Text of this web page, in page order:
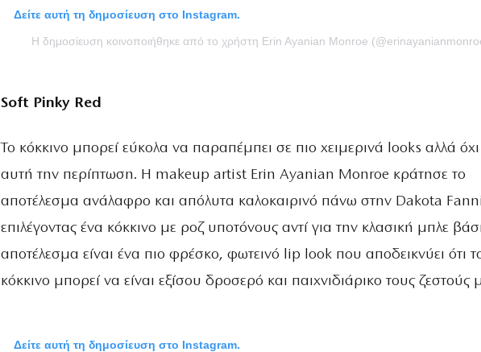
Δείτε αυτή τη δημοσίευση στο Instagram.
Η δημοσίευση κοινοποιήθηκε από το χρήστη Erin Ayanian Monroe
Soft Pinky Red
Το κόκκινο μπορεί εύκολα να παραπέμπει σε πιο χειμερινά looks αλλά
αυτή την περίπτωση. Η makeup artist Erin Ayanian Monroe κράτησε το
αποτέλεσμα ανάλαφρο και απόλυτα καλοκαιρινό πάνω στην Dakota
επιλέγοντας ένα κόκκινο με ροζ υποτόνους αντί για την κλασική μπλε
αποτέλεσμα είναι ένα πιο φρέσκο, φωτεινό lip look που αποδεικνύει ότι
κόκκινο μπορεί να είναι εξίσου δροσερό και παιχνιδιάρικο τους ζεστούς
Δείτε αυτή τη δημοσίευση στο Instagram.